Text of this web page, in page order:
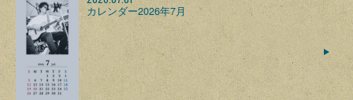
カレンダー2026年7月